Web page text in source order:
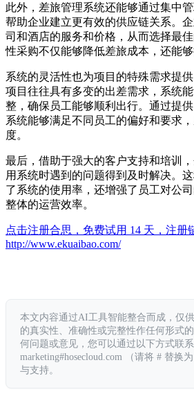
此外，差旅管理系统还能够通过集中
帮助企业建立更有效的供应链关系。
司和酒店的服务和价格，从而选择最
性采购不仅能够降低差旅成本，还能够
系统的灵活性也为项目的特殊需求提
项目往往具有多变的出差需求，系统
整，确保员工能够顺利出行。通过提
系统能够满足不同员工的偏好和要求
度。
最后，借助于强大的客户支持和培训
用系统时遇到的问题得到及时解决。
了系统的使用率，还增强了员工对公
整体的运营效率。
点击注册合思，免费试用 14 天，注册
http://www.ekuaibao.com/
本文内容通过AI工具智能整合而成，仅
的真实性、准确性或完整性作任何形式
何问题或意见，您可以通过以下方式联
marketing#hosecloud.com （请将 # 替换
与支持。